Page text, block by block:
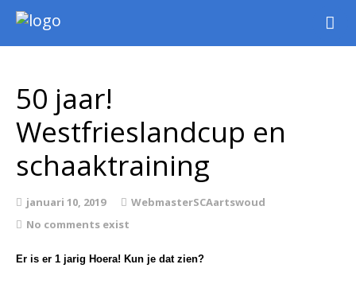
Nieuws
Extern
Jeugd
WSK Toernooi
Agenda
Informatie
Archief
50 jaar!
Westfrieslandcup en
schaaktraining
januari 10, 2019
WebmasterSCAartswoud
No comments exist
Er is er 1 jarig Hoera! Kun je dat zien?